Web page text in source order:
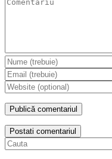
Postati comentariul